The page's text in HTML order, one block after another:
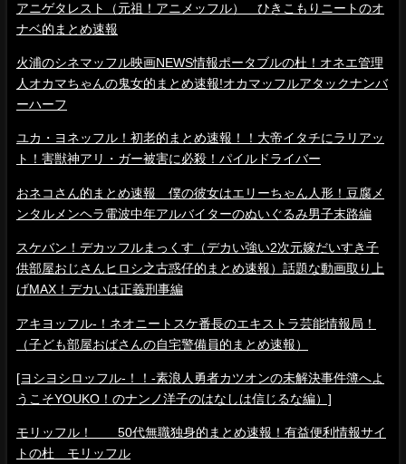
アニゲタレスト（元祖！アニメッフル） ひきこもりニートのオ
ナベ的まとめ速報
火浦のシネマッフル映画NEWS情報ポータブルの杜！オネエ管理
人オカマちゃんの鬼女的まとめ速報!オカマッフルアタックナンバ
ーハーフ
ユカ・ヨネッフル！初老的まとめ速報！！大帝イタチにラリアッ
ト！害獣神アリ・ガー被害に必殺！パイルドライバー
おネコさん的まとめ速報 僕の彼女はエリーちゃん人形！豆腐メ
ンタルメンヘラ電波中年アルバイターのぬいぐるみ男子末路編
スケバン！デカッフルまっくす（デカい強い2次元嫁だいすき子
供部屋おじさんヒロシ之古惑仔的まとめ速報）話題な動画取り上
げMAX！デカいは正義刑事編
アキヨッフル-！ネオニートスケ番長のエキストラ芸能情報局！
（子ども部屋おばさんの自宅警備員的まとめ速報）
[ヨシヨシロッフル-！！-素浪人勇者カツオンの未解決事件簿へよ
うこそYOUKO！のナンノ洋子のはなしは信じるな編）]
モリッフル！ 50代無職独身的まとめ速報！有益便利情報サイ
トの杜 モリッフル